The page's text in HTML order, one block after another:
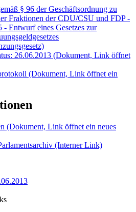
§ 96 der Geschäftsordnung zu
Fraktionen der CDU/CSU und FDP -
- Entwurf eines Gesetzes zur
26.06.2013 (Dokument, Link öffnet
(Dokument, Link öffnet ein
(Dokument, Link öffnet ein neues
(Interner Link)